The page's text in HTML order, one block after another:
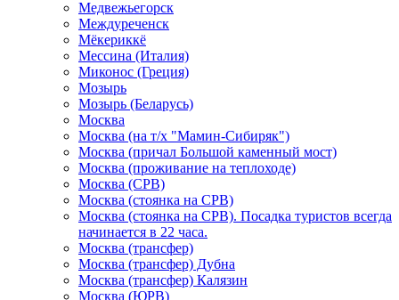
Медвежьегорск
Междуреченск
Мёкериккё
Мессина (Италия)
Миконос (Греция)
Мозырь
Мозырь (Беларусь)
Москва
Москва (на т/х "Мамин-Сибиряк")
Москва (причал Большой каменный мост)
Москва (проживание на теплоходе)
Москва (СРВ)
Москва (стоянка на СРВ)
Москва (стоянка на СРВ). Посадка туристов всегда
начинается в 22 часа.
Москва (трансфер)
Москва (трансфер) Дубна
Москва (трансфер) Калязин
Москва (ЮРВ)